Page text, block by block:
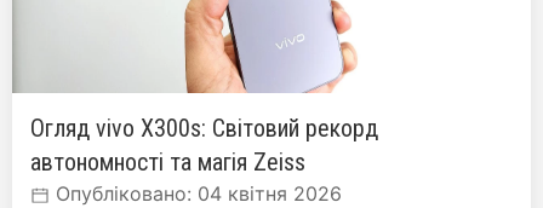
Огляд vivo X300s: Світовий рекорд
автономності та магія Zeiss
Опубліковано: 04 квітня 2026